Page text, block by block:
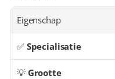
Eigenschap
✅ Specialisatie
💡 Grootte